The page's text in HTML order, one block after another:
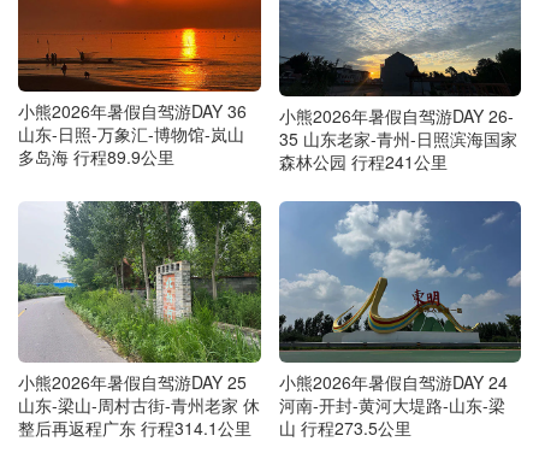
小熊2026年暑假自驾游DAY 36
山东-日照-万象汇-博物馆-岚山
多岛海 行程89.9公里
小熊2026年暑假自驾游DAY 26-
35 山东老家-青州-日照滨海国家
森林公园 行程241公里
小熊2026年暑假自驾游DAY 25
山东-梁山-周村古街-青州老家 休
整后再返程广东 行程314.1公里
小熊2026年暑假自驾游DAY 24
河南-开封-黄河大堤路-山东-梁
山 行程273.5公里